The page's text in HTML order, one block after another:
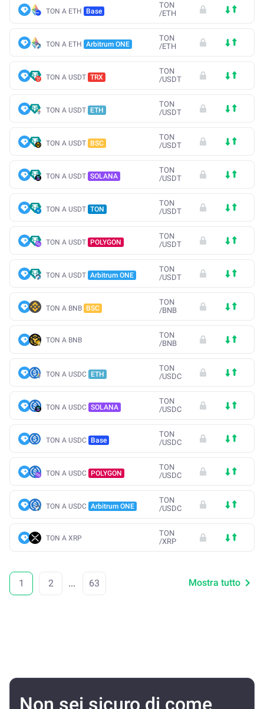
TON A ETH Base
TON
/ETH
TON A ETH Arbitrum ONE
TON
/ETH
TON A USDT TRX
TON
/USDT
TON A USDT ETH
TON
/USDT
TON A USDT BSC
TON
/USDT
TON A USDT SOLANA
TON
/USDT
TON A USDT TON
TON
/USDT
TON A USDT POLYGON
TON
/USDT
TON A USDT Arbitrum ONE
TON
/USDT
TON A BNB BSC
TON
/BNB
TON A BNB
TON
/BNB
TON A USDC ETH
TON
/USDC
TON A USDC SOLANA
TON
/USDC
TON A USDC Base
TON
/USDC
TON A USDC POLYGON
TON
/USDC
TON A USDC Arbitrum ONE
TON
/USDC
TON A XRP
TON
/XRP
1 2 ... 63 Mostra tutto
Non sei sicuro di come